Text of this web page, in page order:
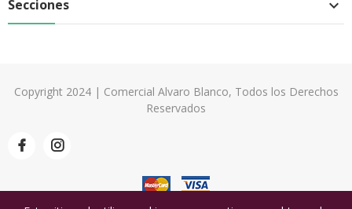
Secciones 
Copyright 2024 | Comercial Alvaro Blanco, Todos los Derechos
Reservados